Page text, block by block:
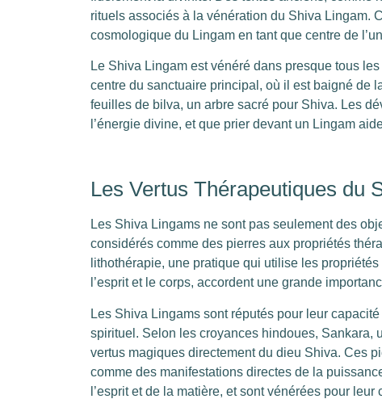
rituels associés à la vénération du Shiva Lingam.
cosmologique du Lingam en tant que centre de
Le Shiva Lingam est vénéré dans presque tous
centre du sanctuaire principal, où il est baigné de
feuilles de bilva, un arbre sacré pour Shiva. Les
l’énergie divine, et que prier devant un Lingam
Les Vertus Thérapeutiques du
Les Shiva Lingams ne sont pas seulement des
considérés comme des pierres aux propriétés
lithothérapie, une pratique qui utilise les
l’esprit et le corps, accordent une grande
Les Shiva Lingams sont réputés pour leur
spirituel. Selon les croyances hindoues, Sankara,
vertus magiques directement du dieu Shiva. Ces
comme des manifestations directes de la
l’esprit et de la matière, et sont vénérées pour